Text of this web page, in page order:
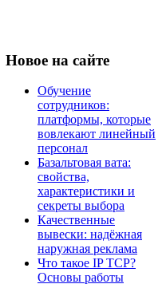
Новое на сайте
Обучение
сотрудников:
платформы, которые
вовлекают линейный
персонал
Базальтовая вата:
свойства,
характеристики и
секреты выбора
Качественные
вывески: надёжная
наружная реклама
Что такое IP TCP?
Основы работы